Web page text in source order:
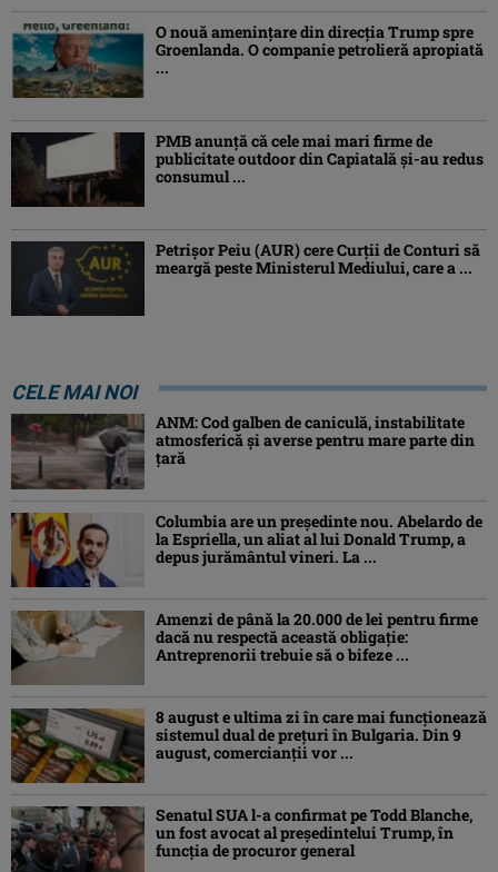
O nouă amenințare din direcția Trump spre
Groenlanda. O companie petrolieră apropiată
...
PMB anunță că cele mai mari firme de
publicitate outdoor din Capiatală și-au redus
consumul ...
Petrişor Peiu (AUR) cere Curții de Conturi să
meargă peste Ministerul Mediului, care a ...
CELE MAI NOI
ANM: Cod galben de caniculă, instabilitate
atmosferică și averse pentru mare parte din
țară
Columbia are un președinte nou. Abelardo de
la Espriella, un aliat al lui Donald Trump, a
depus jurământul vineri. La ...
Amenzi de până la 20.000 de lei pentru firme
dacă nu respectă această obligație:
Antreprenorii trebuie să o bifeze ...
8 august e ultima zi în care mai funcționează
sistemul dual de prețuri în Bulgaria. Din 9
august, comercianții vor ...
Senatul SUA l-a confirmat pe Todd Blanche,
un fost avocat al președintelui Trump, în
funcția de procuror general